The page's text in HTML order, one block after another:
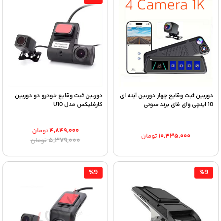
دوربین ثبت وقایع چهار دوربین آینه ای
10 اینچی وای فای برند سونی
۱۰,۴۳۵,۰۰۰تومان
دوربین ثبت وقایع خودرو دو دوربین
کارفلیکس مدل U10
۵,۳۷۹,۰۰۰تومانقیمت
۵,۳۷۹,۰۰۰ تومان
۴,۸۴۹,۰۰۰تومان
قیمت
۴,۸۴۹,۰۰۰ تومان.
%9
%9